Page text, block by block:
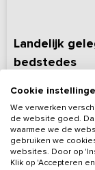
Landelijk
bedstedes
3 - 6 3
Cookie
We verwerken
de website goed.
waarmee we de
gebruiken we
websites. Door op
Klik op 'Accepteren